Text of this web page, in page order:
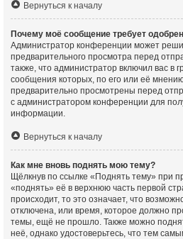
Вернуться к началу
Почему моё сообщение требует
Администратор конференции может
предварительного просмотра перед
также, что администратор включил вас в
сообщения которых, по его или её
предварительно просмотрены перед
с администратором конференции для
информации.
Вернуться к началу
Как мне вновь поднять мою тему?
Щёлкнув по ссылке «Поднять тему» при
«поднять» её в верхнюю часть первой
происходит, то это означает, что
отключена, или время, которое должно
темы, ещё не прошло. Также можно
неё, однако удостоверьтесь, что тем